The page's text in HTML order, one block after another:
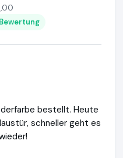
bestellt. Heute
schneller geht es